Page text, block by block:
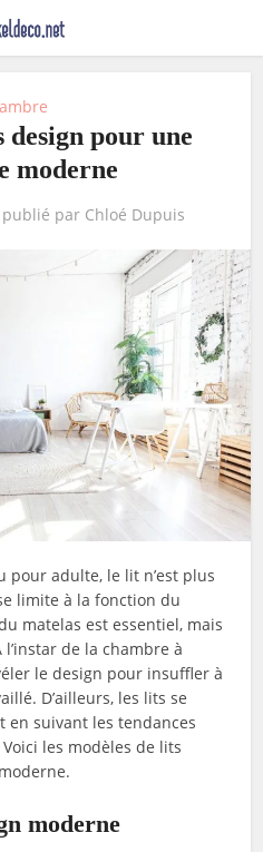
design pour une
moderne
publié par Chloé Dupuis
pour adulte, le lit n’est plus
limite à la fonction du
matelas est essentiel, mais
l’instar de la chambre à
le design pour insuffler à
D’ailleurs, les lits se
en suivant les tendances
les modèles de lits
moderne